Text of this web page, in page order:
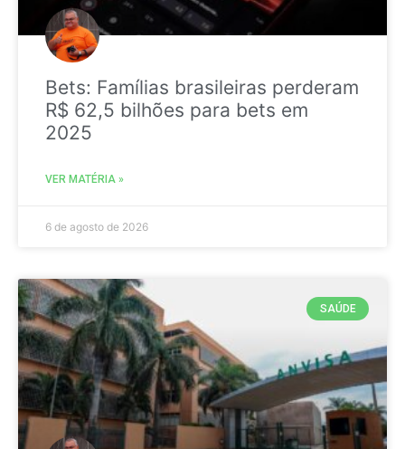
Bets: Famílias brasileiras perderam
R$ 62,5 bilhões para bets em
2025
VER MATÉRIA »
6 de agosto de 2026
SAÚDE